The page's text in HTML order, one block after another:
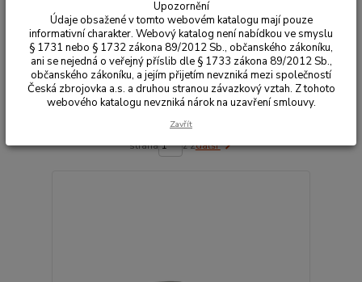
Upřesnit parametry
Nejnovější Nejlevnější Nejdražší
strana z 2další
Upozornění
Údaje obsažené v tomto webovém katalogu mají pouze
informativní charakter. Webový katalog není nabídkou ve smyslu
§ 1731 nebo § 1732 zákona 89/2012 Sb., občanského zákoníku,
ani se nejedná o veřejný příslib dle § 1733 zákona 89/2012 Sb.,
občanského zákoníku, a jejím přijetím nevzniká mezi společností
Česká zbrojovka a.s. a druhou stranou závazkový vztah. Z tohoto
webového katalogu nevzniká nárok na uzavření smlouvy.
Zavřít